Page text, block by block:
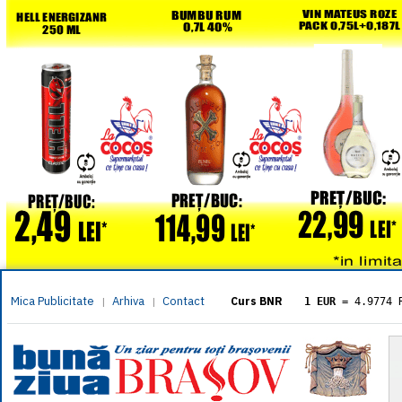
Mica Publicitate | Arhiva | Contact Curs BNR 1 EUR = 4.9774
= 5.8304
1 XAU= 464.4611
1 AED= 1.1933
1 AUD= 2.7957
1 BGN= 2.5449